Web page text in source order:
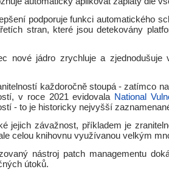
podporuje funkci automatického
stran, které jsou detekovány
nové jádro zrychluje a zjednodušuje
každoročně stoupá - zatímco
v roce 2021 evidovala National
- to je historicky nejvyšší
jejich závažnost, příkladem je
celou knihovnu využívanou velkým
nástroj patch managementu
útoků.